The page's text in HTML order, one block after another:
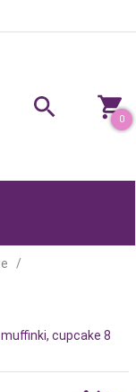
0
muffinki, cupcake 8